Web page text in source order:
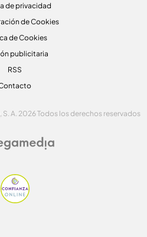
de privacidad
de Cookies
de Cookies
publicitaria
RSS
A. 2026 Todos los derechos reservados